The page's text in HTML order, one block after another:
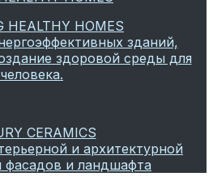
HEALTHY HOMES
зданий,
здоровой среды для
человека.
CERAMICS
и архитектурной
фасадов и ландшафта